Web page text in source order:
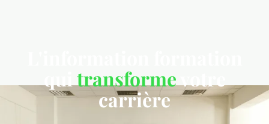
quitransformevotre
carrière